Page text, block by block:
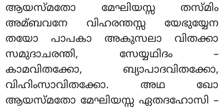
ആയസ്മതോ മേഘിയസ്സ തസ്മിം
അമ്ബവനേ വിഹരന്തസ്സ യേഭുയ്യേന
തയോ പാപകാ അകുസലാ വിതക്കാ
സമുദാചരന്തി, സേയ്യഥിദം –
കാമവിതക്കോ, ബ്യാപാദവിതക്കോ,
വിഹിംസാവിതക്കോ. അഥ ഖോ
ആയസ്മതോ മേഘിയസ്സ ഏതദഹോസി –